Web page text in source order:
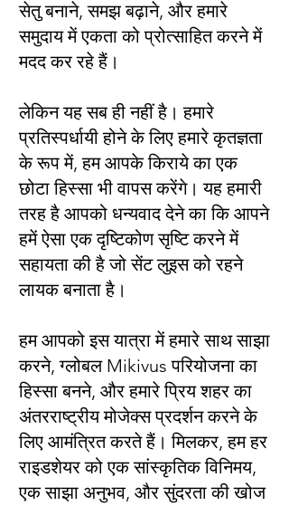
सेतु बनाने, समझ बढ़ाने, और हमारे
समुदाय में एकता को प्रोत्साहित करने में
मदद कर रहे हैं।
लेकिन यह सब ही नहीं है। हमारे
प्रतिस्पर्धायी होने के लिए हमारे कृतज्ञता
के रूप में, हम आपके किराये का एक
छोटा हिस्सा भी वापस करेंगे। यह हमारी
तरह है आपको धन्यवाद देने का कि आपने
हमें ऐसा एक दृष्टिकोण सृष्टि करने में
सहायता की है जो सेंट लुइस को रहने
लायक बनाता है।
हम आपको इस यात्रा में हमारे साथ साझा
करने, ग्लोबल Mikivus परियोजना का
हिस्सा बनने, और हमारे प्रिय शहर का
अंतरराष्ट्रीय मोजेक्स प्रदर्शन करने के
लिए आमंत्रित करते हैं। मिलकर, हम हर
राइडशेयर को एक सांस्कृतिक विनिमय,
एक साझा अनुभव, और सुंदरता की खोज